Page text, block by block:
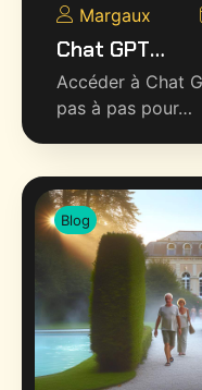
Margaux
Chat GPT…
Accéder à Chat
pas à pas pour…
Blog